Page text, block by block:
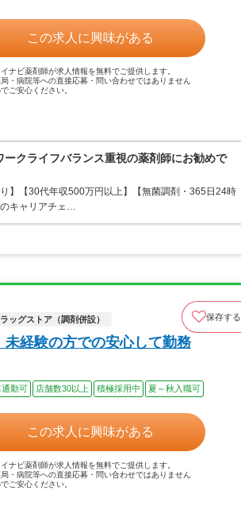
この求人に興味がある
ナビ薬剤師が求人情報を無料でご提供します。
・病院等への直接応募・問い合わせではありません
ご安心ください。
クライフバランス重視の薬剤師にお勧めで
】【30代年収500万円以上】【無菌調剤・365日24時
キャリアチェ…
ラッグストア（調剤併設） 保存する
未経験の方での安心して勤務
通勤可 店舗数30以上 積極採用中 夏～秋入職可
この求人に興味がある
ナビ薬剤師が求人情報を無料でご提供します。
・病院等への直接応募・問い合わせではありません
ご安心ください。